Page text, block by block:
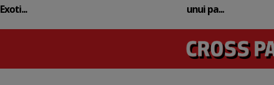
Exoti...
unui pa...